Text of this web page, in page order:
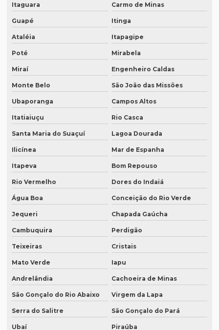
O que significa tradução juramentada em inglês
O que é tradução juramentada
O que é tradução juramentada de um documento
O que é tradução técnica
O que é um tradutor técnico?
Onde encontrar um tradutor juramentado?
Onde fazer tradução de artigos em inglês
Onde fazer tradução em bh
Onde fazer tradução em campinas
Onde fazer tradução em curitiba
Onde fazer tradução em fortaleza
Onde fazer tradução de inglês jurídico
Onde fazer tradução juramentada em brasília
Onde fazer tradução juramentada no rj
Onde fazer tradução juramentada em porto alegre
Onde fazer tradução juramentada em recife
Onde fazer tradução juramentada em sp
Itaguara Carmo de Minas
Guapé Itinga
Ataléia Itapagipe
Poté Mirabela
Miraí Engenheiro Caldas
Monte Belo São João das Missões
Ubaporanga Campos Altos
Itatiaiuçu Rio Casca
Santa Maria do Suaçuí Lagoa Dourada
Ilicínea Mar de Espanha
Itapeva Bom Repouso
Rio Vermelho Dores do Indaiá
Água Boa Conceição do Rio Verde
Jequeri Chapada Gaúcha
Cambuquira Perdigão
Teixeiras Cristais
Mato Verde Iapu
Andrelândia Cachoeira de Minas
São Gonçalo do Rio Abaixo Virgem da Lapa
Serra do Salitre São Gonçalo do Pará
Ubaí Piraúba